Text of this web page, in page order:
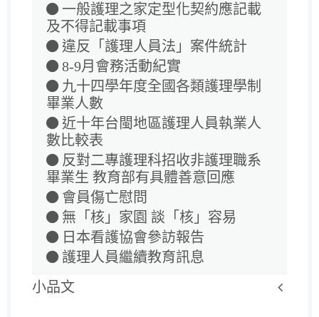
一般護理之家定型化契約應記載
及不得記載事項
違反「護理人員法」案件統計
8-9月會務活動紀實
九十四學年度全國各類護理學制
畢業人數
近十年台閩地區護理人員執業人
數比較表
反對二專護理科招收非護理職系
畢業生 教育部有具體善意回應
會員傷亡慰問
無「核」家園 談「核」容易
日本看護協會參訪報告
護理人員繼續教育訊息
小品文